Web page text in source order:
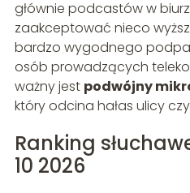
głównie podcastów w
zaakceptować nieco
bardzo wygodnego
osób prowadzących
ważny jest podwójny
który odcina hałas ulicy
Ranking
10 2026